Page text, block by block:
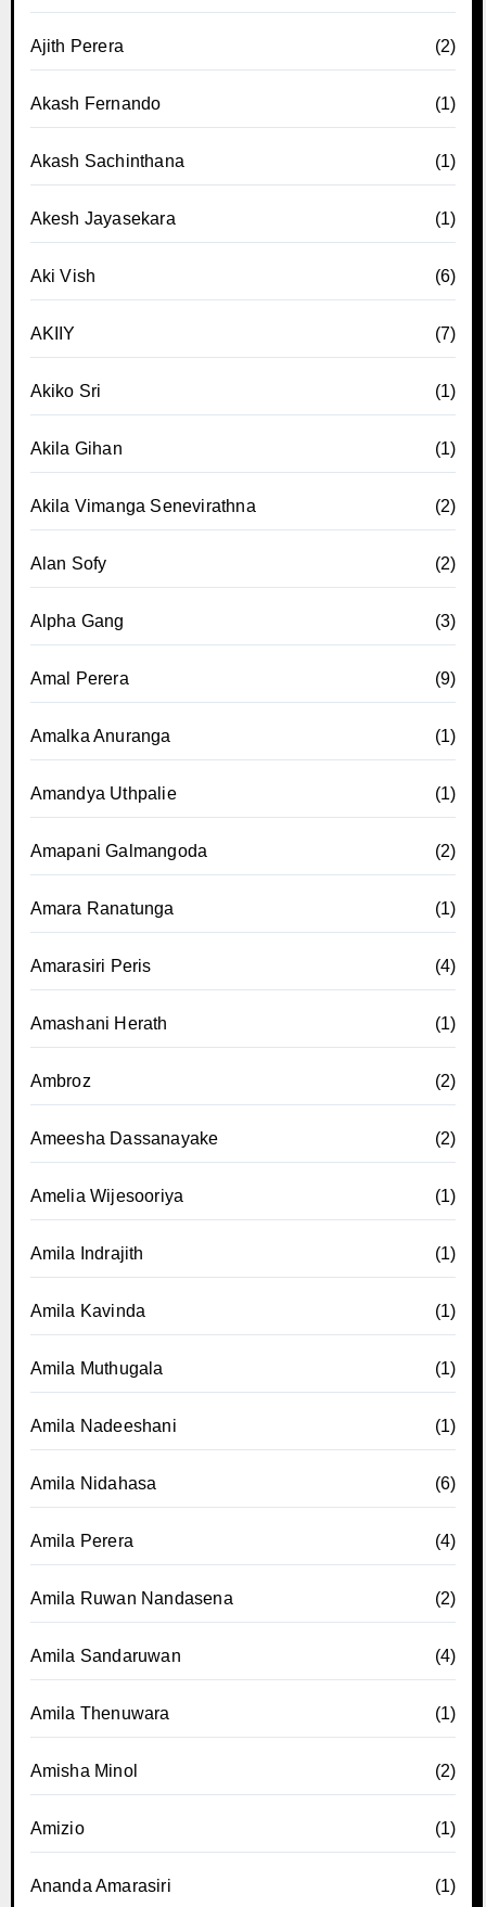
Ajith Perera (2)
Akash Fernando (1)
Akash Sachinthana (1)
Akesh Jayasekara (1)
Aki Vish (6)
AKIIY (7)
Akiko Sri (1)
Akila Gihan (1)
Akila Vimanga Senevirathna (2)
Alan Sofy (2)
Alpha Gang (3)
Amal Perera (9)
Amalka Anuranga (1)
Amandya Uthpalie (1)
Amapani Galmangoda (2)
Amara Ranatunga (1)
Amarasiri Peris (4)
Amashani Herath (1)
Ambroz (2)
Ameesha Dassanayake (2)
Amelia Wijesooriya (1)
Amila Indrajith (1)
Amila Kavinda (1)
Amila Muthugala (1)
Amila Nadeeshani (1)
Amila Nidahasa (6)
Amila Perera (4)
Amila Ruwan Nandasena (2)
Amila Sandaruwan (4)
Amila Thenuwara (1)
Amisha Minol (2)
Amizio (1)
Ananda Amarasiri (1)